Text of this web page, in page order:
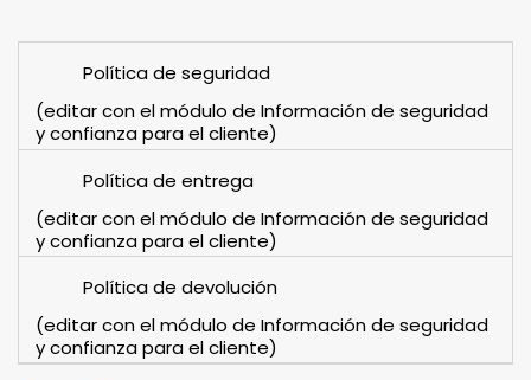
Política de seguridad
(editar con el módulo de Información de seguridad
y confianza para el cliente)
Política de entrega
(editar con el módulo de Información de seguridad
y confianza para el cliente)
Política de devolución
(editar con el módulo de Información de seguridad
y confianza para el cliente)